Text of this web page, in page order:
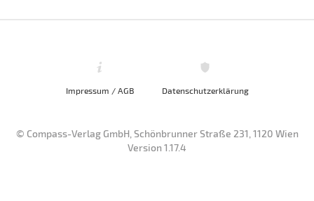
Impressum / AGB Datenschutzerklärung
© Compass-Verlag GmbH, Schönbrunner Straße 231, 1120 Wien
Version 1.17.4